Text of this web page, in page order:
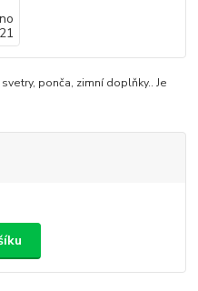
ponča, zimní doplňky.. Je